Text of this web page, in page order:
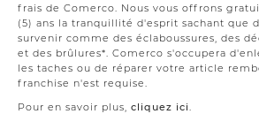
frais de Comerco. Nous vous offrons
(5) ans la tranquillité d'esprit sachant que
survenir comme des éclaboussures, des
et des brûlures*. Comerco s'occupera
les taches ou de réparer votre article
franchise n'est requise.
Pour en savoir plus, cliquez ici.